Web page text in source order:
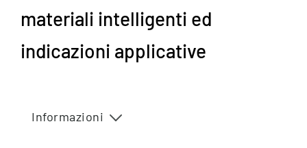
materiali intelligenti ed
indicazioni applicative
Informazioni